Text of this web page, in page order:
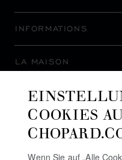
INFORMATIONS
LA MAISON
AUF DEM
COOKIES
Wenn Sie auf „Alle